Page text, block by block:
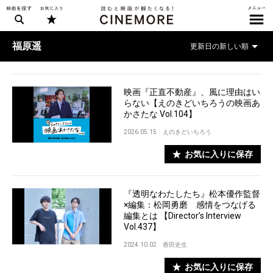
福原遥
映画『正直不動産』、風に理由はい
らない【えのきどいちろうの映画あ
かさたな Vol.104】
2026.05.15 えのきどいちろう
お気に入りに保存
『透明なわたしたち』松本優作監督
×編集：松岡勇磨 感情をつなげる
編集とは 【Director’s Interview
Vol.437】
2024.10.02 香田史生
お気に入りに保存